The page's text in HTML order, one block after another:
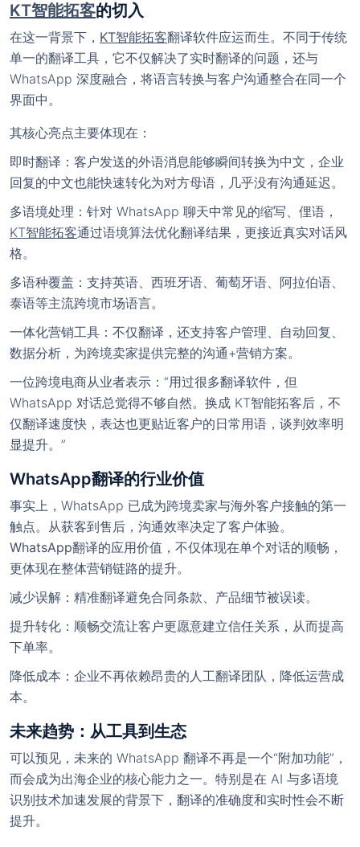
KT智能拓客的切入
在这一背景下， KT智能拓客翻译软件应运而生。不同于传统
单一的翻译工具，它不仅解决了实时翻译的问题，还与
WhatsApp 深度融合，将语言转换与客户沟通整合在同一个
界面中。
其核心亮点主要体现在：
即时翻译 ：客户发送的外语消息能够瞬间转换为中文，企业
回复的中文也能快速转化为对方母语，几乎没有沟通延迟。
多语境处理 ：针对 WhatsApp 聊天中常见的缩写、俚语，
KT智能拓客通过语境算法优化翻译结果，更接近真实对话风
格。
多语种覆盖 ：支持英语、西班牙语、葡萄牙语、阿拉伯语、
泰语等主流跨境市场语言。
一体化营销工具 ：不仅翻译，还支持客户管理、自动回复、
数据分析，为跨境卖家提供完整的沟通+营销方案。
一位跨境电商从业者表示：“用过很多翻译软件，但
WhatsApp 对话总觉得不够自然。换成 KT智能拓客后，不
仅翻译速度快，表达也更贴近客户的日常用语，谈判效率明
显提升。”
WhatsApp翻译的行业价值
事实上，WhatsApp 已成为跨境卖家与海外客户接触的第一
触点。从获客到售后，沟通效率决定了客户体验。
WhatsApp翻译的应用价值 ，不仅体现在单个对话的顺畅，
更体现在整体营销链路的提升。
减少误解 ：精准翻译避免合同条款、产品细节被误读。
提升转化 ：顺畅交流让客户更愿意建立信任关系，从而提高
下单率。
降低成本 ：企业不再依赖昂贵的人工翻译团队，降低运营成
本。
未来趋势：从工具到生态
可以预见，未来的 WhatsApp 翻译不再是一个“附加功能”，
而会成为出海企业的核心能力之一。特别是在 AI 与多语境
识别技术加速发展的背景下，翻译的准确度和实时性会不断
提升。